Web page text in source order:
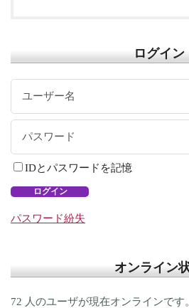
ログイン
IDとパスワードを記憶
ログイン
パスワード紛失
オンライン
72 人のユーザが現在オンラインです